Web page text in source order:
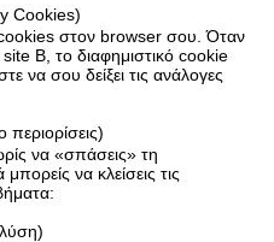
Cookies)
cookies στον browser σου. Όταν
Β, το διαφημιστικό cookie
να σου δείξει τις ανάλογες
να «σπάσεις» τη
να κλείσεις τις